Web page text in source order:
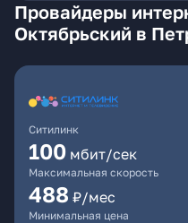
Провайдеры
Октябрьский в
Ситилинк
100 мбит/сек
Максимальная скорость
488 ₽/мес
Минимальная цена